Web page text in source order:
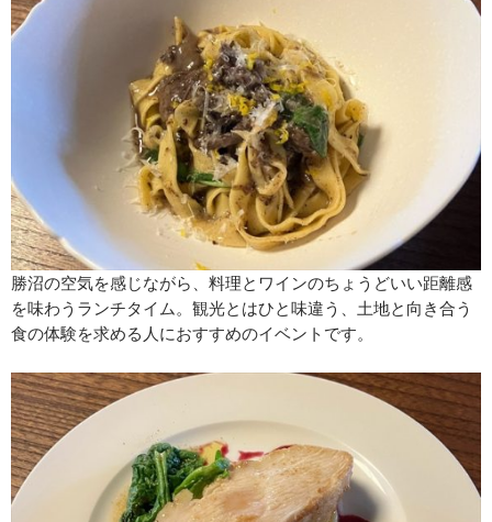
勝沼の空気を感じながら、料理とワインのちょうどいい距離感
を味わうランチタイム。観光とはひと味違う、土地と向き合う
食の体験を求める人におすすめのイベントです。